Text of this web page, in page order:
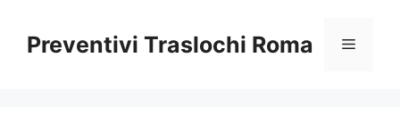
contenuto
Preventivi Traslochi Roma Menu